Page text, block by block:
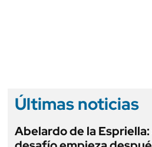
Últimas noticias
Abelardo de la Espriella: